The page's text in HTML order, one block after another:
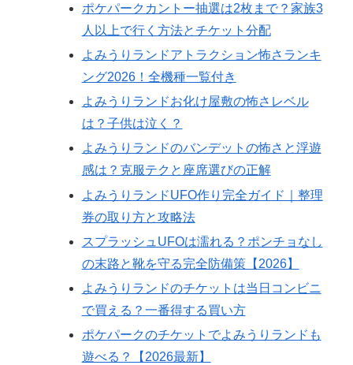
ポケパークカントー抽選は2枚まで？家族3
人以上で行く方法とチケット分配
よみうりランドアトラクション怖さランキ
ング2026！全機種一覧付き
よみうりランドお化け屋敷の怖さレベル
は？子供は泣く？
よみうりランドのバンデットの怖さと浮遊
感は？克服テクと座席選びの正解
よみうりランドUFO作り完全ガイド｜整理
券の取り方と攻略法
スプラッシュUFOは濡れる？ポンチョなし
の末路と靴を守る完全防備策【2026】
よみうりランドのチケットは当日コンビニ
で買える？一番得する買い方
ポケパークのチケットでよみうりランドも
遊べる？【2026最新】